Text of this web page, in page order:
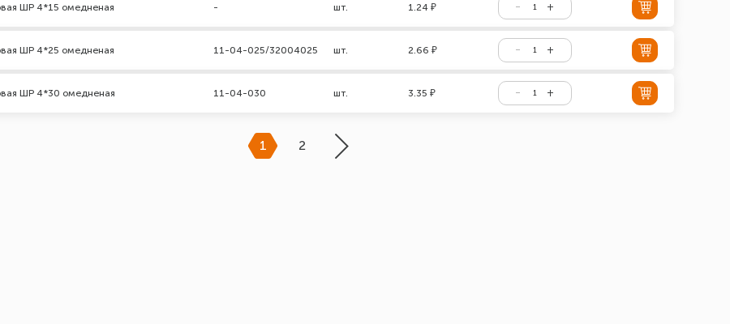
ШР 4*15 омедненая - шт. 1.24 ₽
ШР 4*25 омедненая 11-04-025/32004025 шт. 2.66 ₽
ШР 4*30 омедненая 11-04-030 шт. 3.35 ₽
1 2